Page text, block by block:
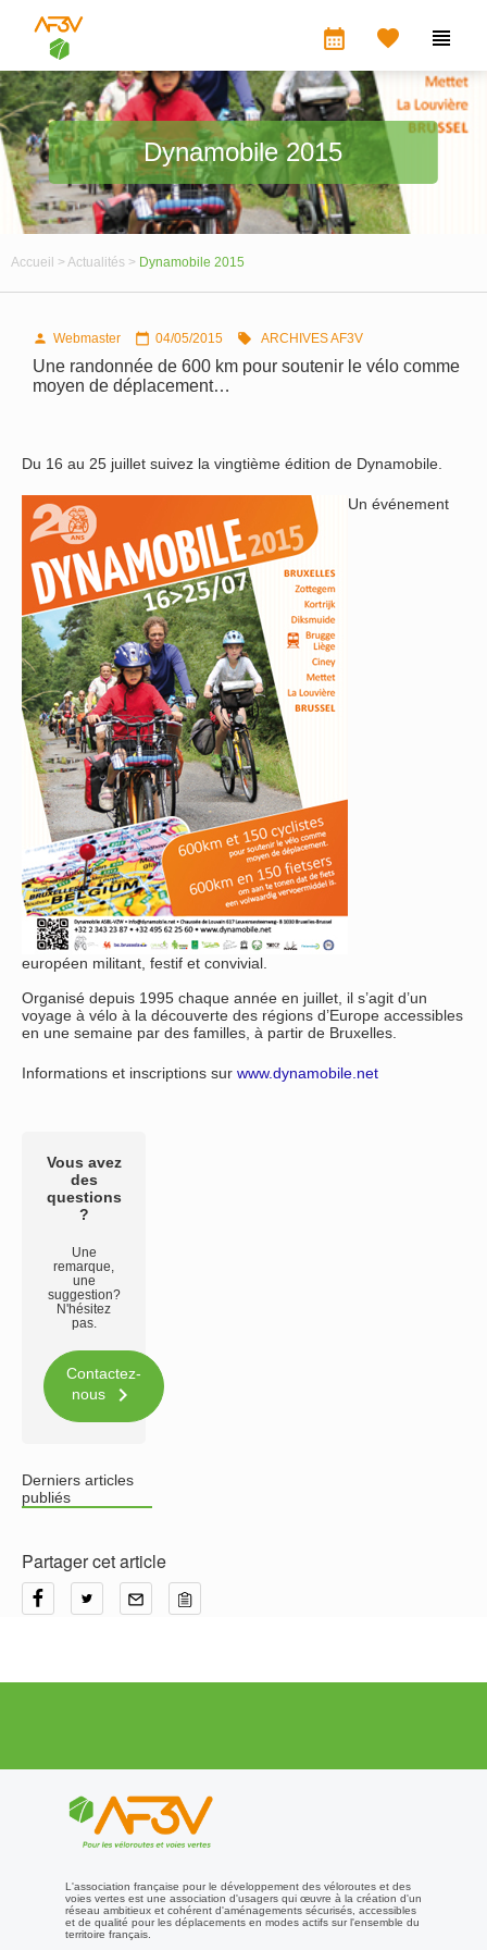
calendar_month  
Dynamobile 2015
Accueil > Actualités > Dynamobile 2015
 Webmaster  04/05/2015  ARCHIVES AF3V
Une randonnée de 600 km pour soutenir le vélo comme
moyen de déplacement…
Du 16 au 25 juillet suivez la vingtième édition de Dynamobile.
Un événement
européen militant, festif et convivial.
Organisé depuis 1995 chaque année en juillet, il s’agit d’un
voyage à vélo à la découverte des régions d’Europe accessibles
en une semaine par des familles, à partir de Bruxelles.
Informations et inscriptions sur www.dynamobile.net
Vous avez
des
questions
?
Une
remarque,
une
suggestion?
N'hésitez
pas.
Contactez-
nous

Derniers articles
publiés
Partager cet article
L'association française pour le développement des véloroutes et des
voies vertes est une association d'usagers qui œuvre à la création d'un
réseau ambitieux et cohérent d'aménagements sécurisés, accessibles
et de qualité pour les déplacements en modes actifs sur l'ensemble du
territoire français.